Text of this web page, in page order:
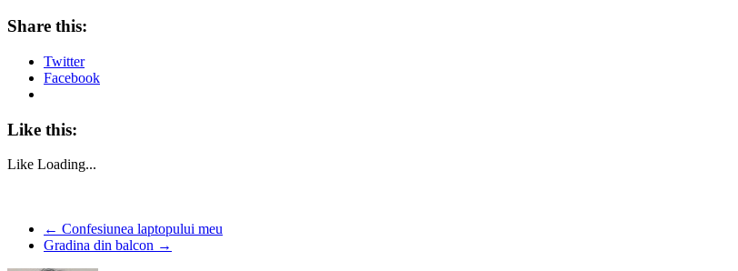
Share this:
Twitter
Facebook
Like this:
Like Loading...
← Confesiunea laptopului meu
Gradina din balcon →